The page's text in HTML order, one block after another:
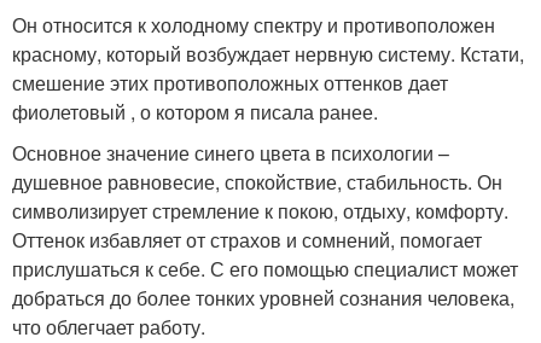
Он относится к холодному спектру и противоположен
красному, который возбуждает нервную систему. Кстати,
смешение этих противоположных оттенков дает
фиолетовый , о котором я писала ранее.
Основное значение синего цвета в психологии –
душевное равновесие, спокойствие, стабильность. Он
символизирует стремление к покою, отдыху, комфорту.
Оттенок избавляет от страхов и сомнений, помогает
прислушаться к себе. С его помощью специалист может
добраться до более тонких уровней сознания человека,
что облегчает работу.